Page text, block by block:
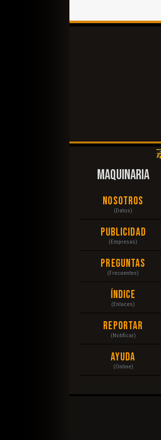
MAQUINARIA
Nosotros
(Datos)
Publicidad
(Empresas)
Preguntas
(Frecuentes)
Índice
(Enlaces)
Reportar
(Notificar)
Ayuda
(Online)